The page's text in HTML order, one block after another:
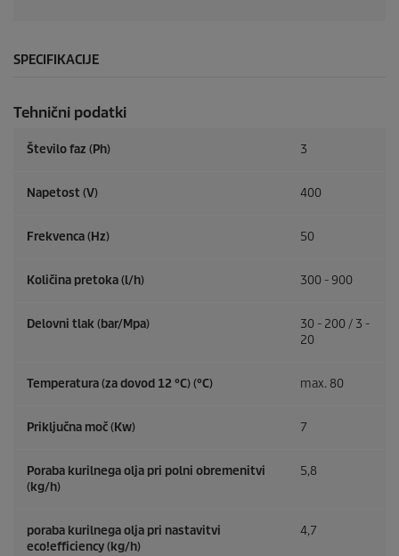
SPECIFIKACIJE
Tehnični podatki
Število faz (Ph) 3
Napetost (V) 400
Frekvenca (Hz) 50
Količina pretoka (l/h) 300 - 900
Delovni tlak (bar/Mpa)
30 - 200 / 3 -
20
Temperatura (za dovod 12 °C) (°C) max. 80
Priključna moč (Kw) 7
Poraba kurilnega olja pri polni obremenitvi
(kg/h)
5,8
poraba kurilnega olja pri nastavitvi
eco!efficiency(kg/h)
4,7